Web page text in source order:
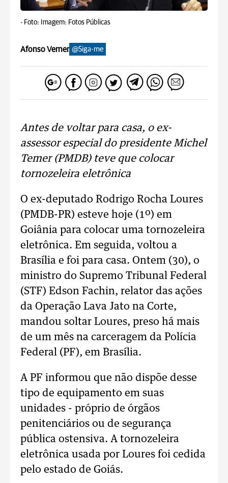
- Foto: Imagem: Fotos Públicas
Afonso Verner @Siga-me
Antes de voltar para casa, o ex-
assessor especial do presidente Michel
Temer (PMDB) teve que colocar
tornozeleira eletrônica
O ex-deputado Rodrigo Rocha Loures
(PMDB-PR) esteve hoje (1º) em
Goiânia para colocar uma tornozeleira
eletrônica. Em seguida, voltou a
Brasília e foi para casa. Ontem (30), o
ministro do Supremo Tribunal Federal
(STF) Edson Fachin, relator das ações
da Operação Lava Jato na Corte,
mandou soltar Loures, preso há mais
de um mês na carceragem da Polícia
Federal (PF), em Brasília.
A PF informou que não dispõe desse
tipo de equipamento em suas
unidades - próprio de órgãos
penitenciários ou de segurança
pública ostensiva. A tornozeleira
eletrônica usada por Loures foi cedida
pelo estado de Goiás.